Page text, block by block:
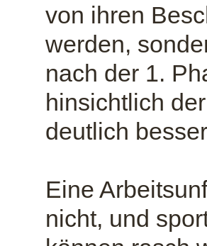
von ihren
werden,
nach der 1.
hinsichtlich
deutlich
Eine
nicht, und